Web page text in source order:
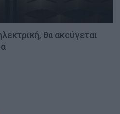
θα ακούγεται